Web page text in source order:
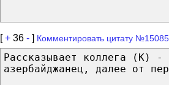
[+ 36 - ] Комментировать цитату
Рассказывает коллега (К) -
азербайджанец, далее от